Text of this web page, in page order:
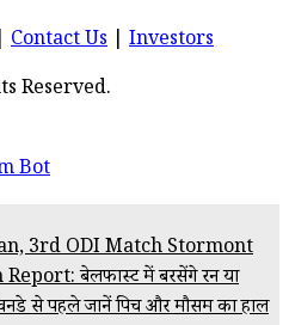
Contact Us
Investors
Reserved.
3rd ODI Match Stormont
बेलफास्ट में बरसेंगे रन या
से पहले जानें पिच और मौसम का हाल